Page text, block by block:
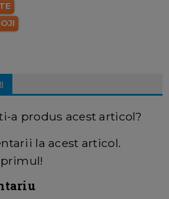
a produs acest articol?
la acest articol.